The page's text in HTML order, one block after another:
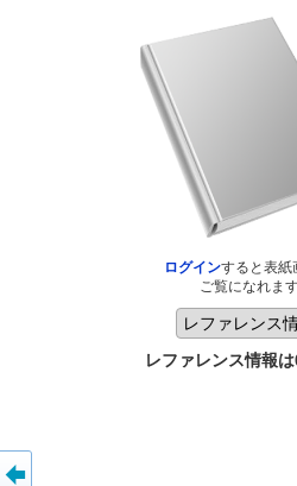
ログインすると表紙
ご覧になれま
レファレンス情報